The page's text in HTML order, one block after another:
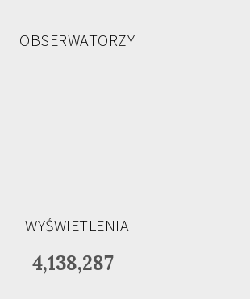
OBSERWATORZY
WYŚWIETLENIA
4,138,287